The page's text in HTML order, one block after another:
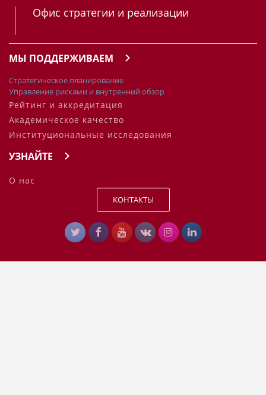
Офис стратегии и реализации
МЫ ПОДДЕРЖИВАЕМ
Стратегическое планирование
Управление рисками и внутренний обзор
Рейтинг и аккредитация
Академическое качество
Институциональные исследования
УЗНАЙТЕ
О нас
КОНТАКТЫ